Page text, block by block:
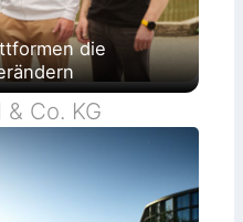
die
Co. KG